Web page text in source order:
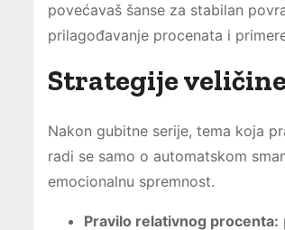
povećavaš šanse za stabilan
prilagođavanje procenata i
Strategije
Nakon gubitne serije, tema koja
radi se samo o automatskom
emocionalnu spremnost.
Pravilo relativnog procenta: